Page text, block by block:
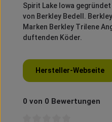
Spirit Lake Iowa
von Berkley Bedell . Berkley
Marken Berkley Trilene
duftenden Köder.
Hersteller-Webseite
0 von 0 Bewertungen